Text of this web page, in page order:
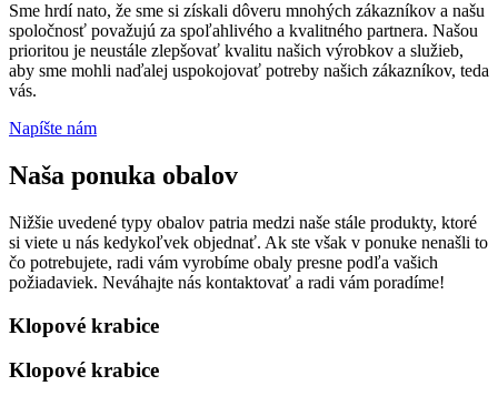
Sme hrdí nato, že sme si získali dôveru mnohých zákazníkov a našu
spoločnosť považujú za spoľahlivého a kvalitného partnera. Našou
prioritou je neustále zlepšovať kvalitu našich výrobkov a služieb,
aby sme mohli naďalej uspokojovať potreby našich zákazníkov, teda
vás.
Napíšte nám
Naša ponuka obalov
Nižšie uvedené typy obalov patria medzi naše stále produkty, ktoré
si viete u nás kedykoľvek objednať. Ak ste však v ponuke nenašli to
čo potrebujete, radi vám vyrobíme obaly presne podľa vašich
požiadaviek. Neváhajte nás kontaktovať a radi vám poradíme!
Klopové krabice
Klopové krabice